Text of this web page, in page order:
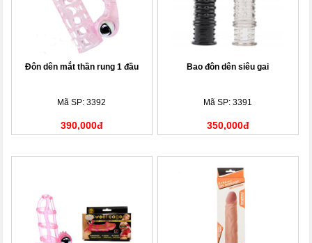
Đôn dên mắt thần rung 1 đầu
Mã SP: 3392
390,000đ
Bao đôn dên siêu gai
Mã SP: 3391
350,000đ